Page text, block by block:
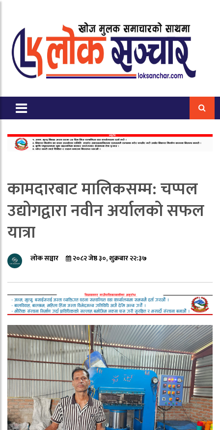
कामदारबाट मालिकसम्म: चप्पल
उद्योगद्वारा नवीन अर्यालको सफल
यात्रा
लोक सञ्चार २०८२ जेष्ठ ३०, शुक्रबार २२:३७